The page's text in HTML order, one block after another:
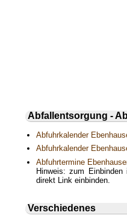
Abfallentsorgung -
Abfuhrkalender
Abfuhrkalender
Abfuhrtermine
Hinweis: zum Einbinden
direkt Link einbinden.
Verschiedenes